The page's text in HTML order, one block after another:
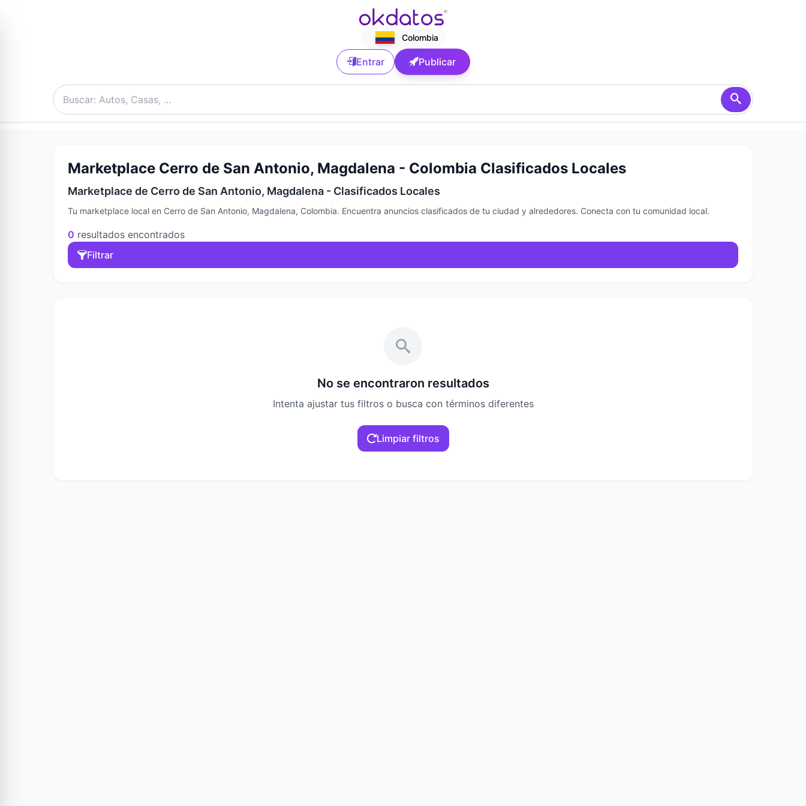
Colombia
Entrar Publicar
Marketplace Cerro de San Antonio, Magdalena - Colombia Clasificados Locales
Marketplace de Cerro de San Antonio, Magdalena - Clasificados Locales
Tu marketplace local en Cerro de San Antonio, Magdalena, Colombia. Encuentra anuncios clasificados de tu ciudad y alrededores. Conecta con tu comunidad local.
0 resultados encontrados
Filtrar
No se encontraron resultados
Intenta ajustar tus filtros o busca con términos diferentes
Limpiar filtros